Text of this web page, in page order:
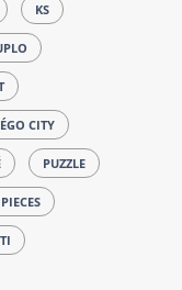
KS
CITY
PUZZLE